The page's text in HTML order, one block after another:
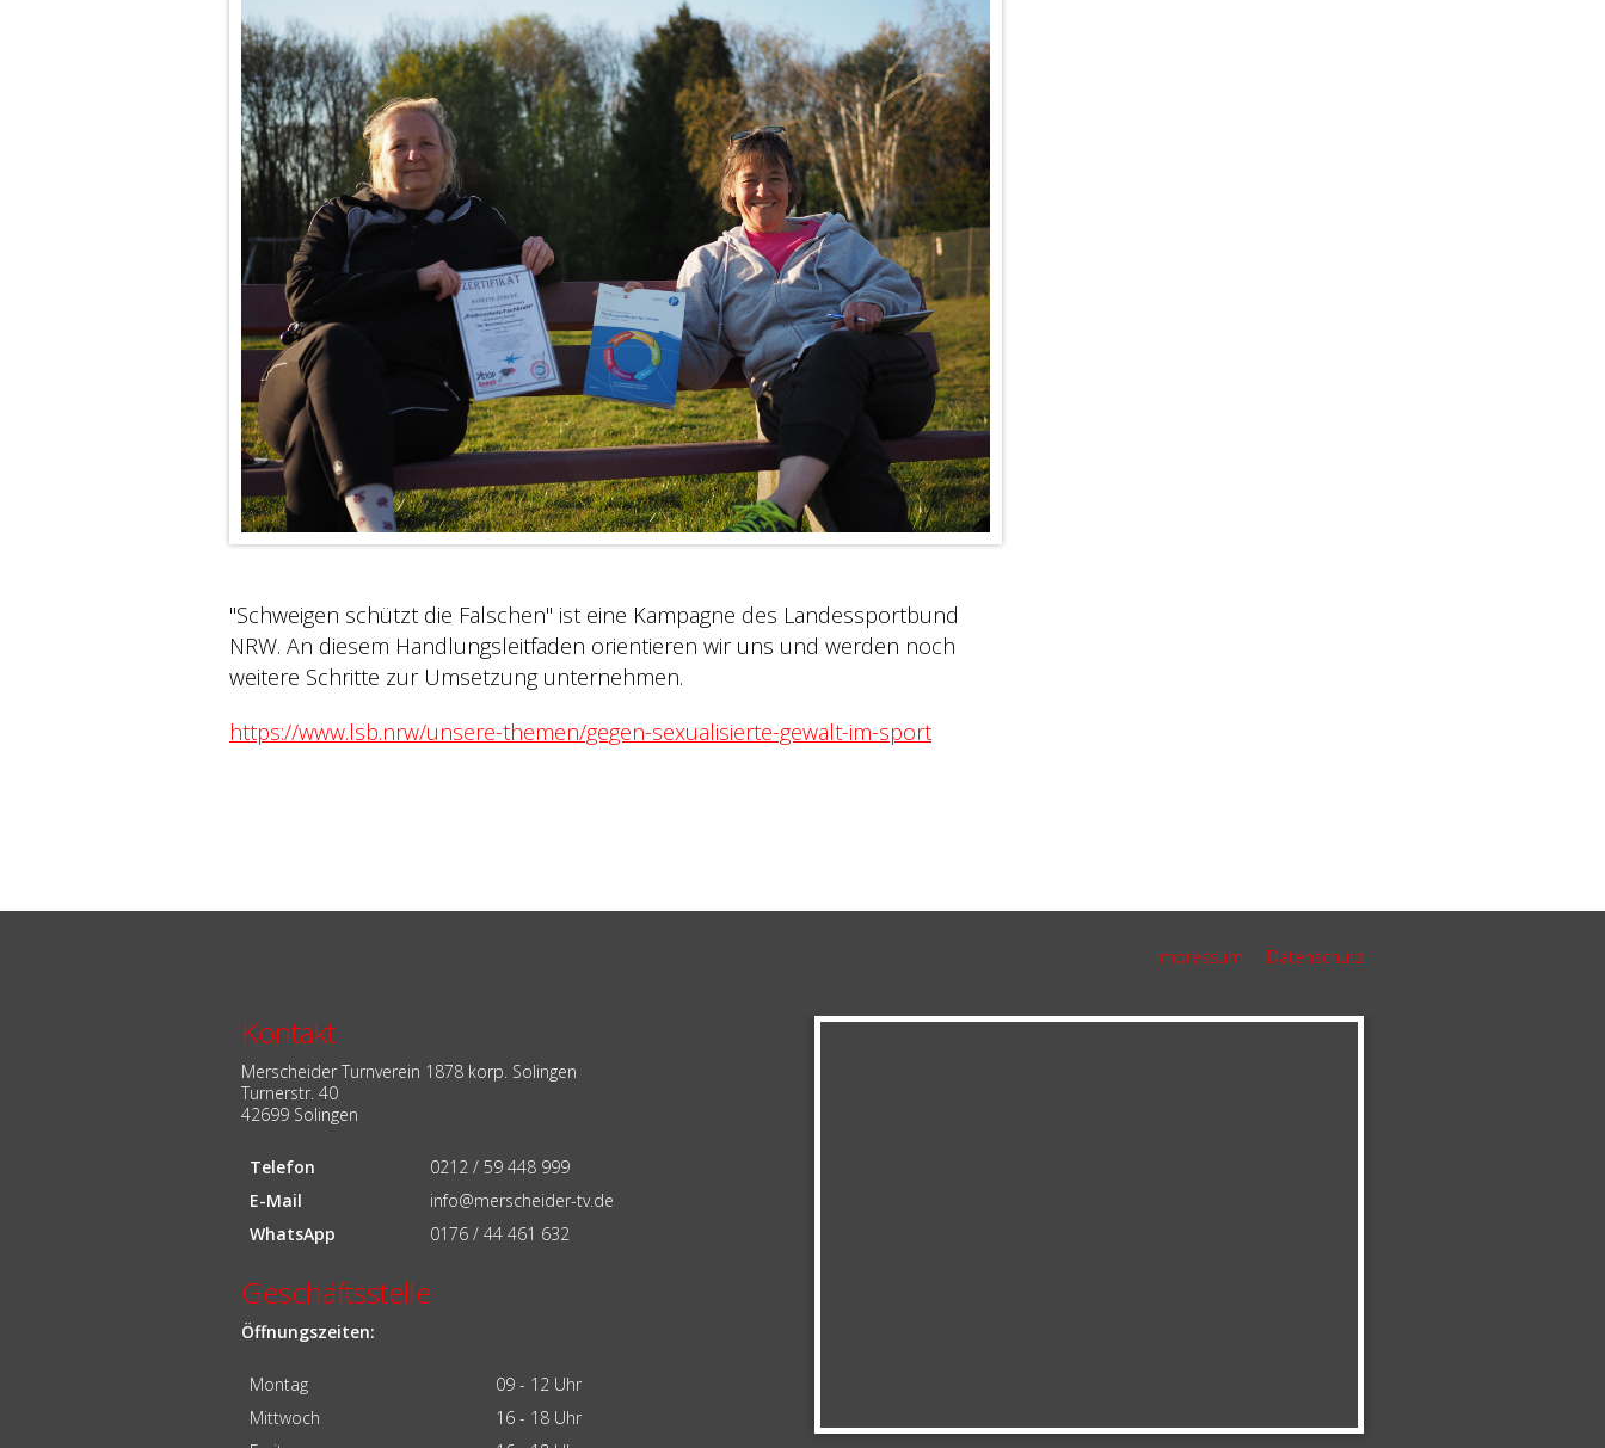
"Schweigen schützt die Falschen" ist eine Kampagne des Landessportbund
NRW. An diesem Handlungsleitfaden orientieren wir uns und werden noch
weitere Schritte zur Umsetzung unternehmen.
https://www.lsb.nrw/unsere-themen/gegen-sexualisierte-gewalt-im-sport
Impressum Datenschutz
Kontakt
Merscheider Turnverein 1878 korp. Solingen
Turnerstr. 40
42699 Solingen
Telefon
0212 / 59 448 999
E-Mail
info@merscheider-tv.de
WhatsApp
0176 / 44 461 632
Geschäftsstelle
Öffnungszeiten:
Montag
09 - 12 Uhr
Mittwoch
16 - 18 Uhr